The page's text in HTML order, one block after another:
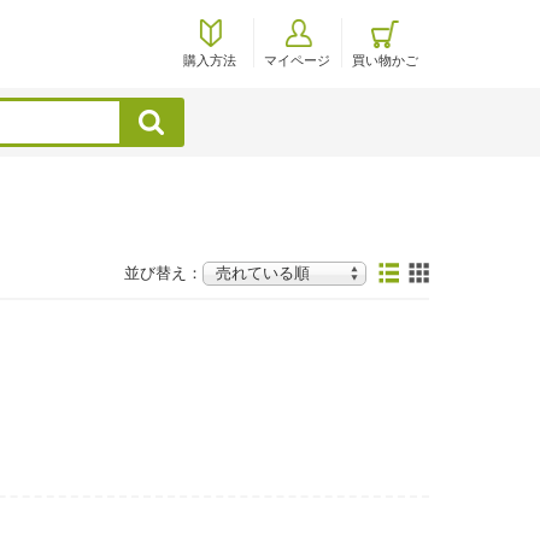
購入方法 マイページ 買い物かご
検索
並び替え：